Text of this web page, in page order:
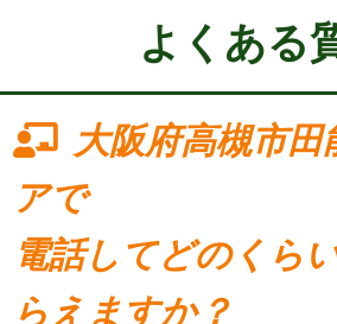
よくある
大阪府高槻市田
アで
電話してどのくら
らえますか？